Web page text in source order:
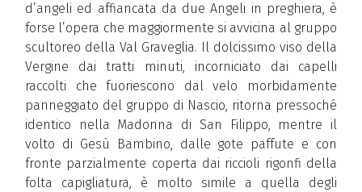
d’angeli ed affiancata da due Angeli in preghiera, è
forse l’opera che maggiormente si avvicina al gruppo
scultoreo della Val Graveglia. Il dolcissimo viso della
Vergine dai tratti minuti, incorniciato dai capelli
raccolti che fuoriescono dal velo morbidamente
panneggiato del gruppo di Nascio, ritorna pressoché
identico nella Madonna di San Filippo, mentre il
volto di Gesù Bambino, dalle gote paffute e con
fronte parzialmente coperta dai riccioli rigonfi della
folta capigliatura, è molto simile a quella degli